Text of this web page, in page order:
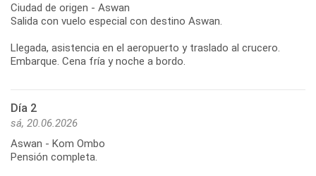
Ciudad de origen - Aswan
Salida con vuelo especial con destino Aswan.
Llegada, asistencia en el aeropuerto y traslado al crucero.
Embarque. Cena fría y noche a bordo.
Día 2
sá, 20.06.2026
Aswan - Kom Ombo
Pensión completa.